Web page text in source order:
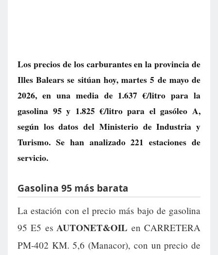
Los precios de los carburantes en la provincia de
Illes Balears se sitúan hoy, martes 5 de mayo de
2026, en una media de 1.637 €/litro para la
gasolina 95 y 1.825 €/litropara el gasóleo A,
según los datos del Ministerio de Industria y
Turismo. Se han analizado 221 estaciones de
servicio.
Gasolina 95 más barata
La estación con el precio más bajo de gasolina
95 E5 esAUTONET&OIL en CARRETERA
PM-402 KM. 5,6 (Manacor), con un precio de